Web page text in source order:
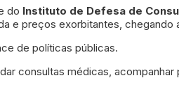
do Instituto de Defesa de
e preços exorbitantes,
de políticas públicas.
consultas médicas,